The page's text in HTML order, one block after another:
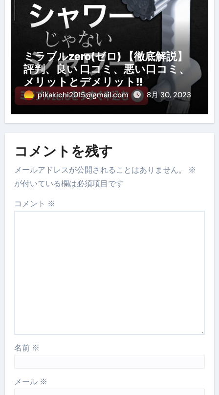
ミラブルzero(ゼロ) 【徹底解説】
評判、良い 口コミ、悪い口コミ、
メリットとデメリット!!
pikakichi2015@gmail.com 8月 30, 2023
コメントを残す
メールアドレスが公開されることはありません。
※
が付いている欄は必須項目です
コメント ※
名前 ※
メール ※